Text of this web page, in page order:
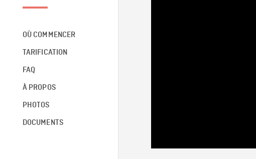
OÙ COMMENCER
TARIFICATION
FAQ
À PROPOS
PHOTOS
DOCUMENTS